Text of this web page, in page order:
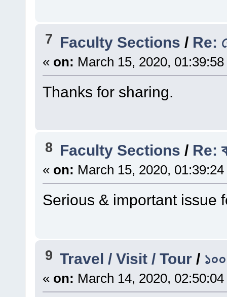
7 Faculty Sections / Re:
« on: March 15, 2020,
Thanks for sharing.
8 Faculty Sections / Re:
« on: March 15, 2020,
Serious & important issue
9 Travel / Visit / Tour /
« on: March 14, 2020,